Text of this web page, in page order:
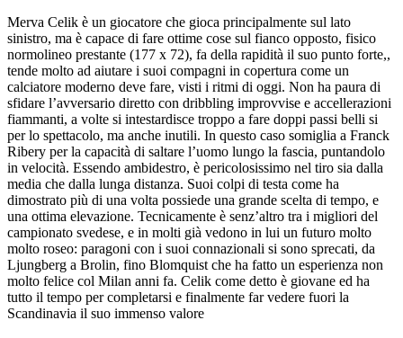
Merva Celik è un giocatore che gioca principalmente sul lato
sinistro, ma è capace di fare ottime cose sul fianco opposto, fisico
normolineo prestante (177 x 72), fa della rapidità il suo punto forte,,
tende molto ad aiutare i suoi compagni in copertura come un
calciatore moderno deve fare, visti i ritmi di oggi. Non ha paura di
sfidare l’avversario diretto con dribbling improvvise e accellerazioni
fiammanti, a volte si intestardisce troppo a fare doppi passi belli si
per lo spettacolo, ma anche inutili. In questo caso somiglia a Franck
Ribery per la capacità di saltare l’uomo lungo la fascia, puntandolo
in velocità. Essendo ambidestro, è pericolosissimo nel tiro sia dalla
media che dalla lunga distanza. Suoi colpi di testa come ha
dimostrato più di una volta possiede una grande scelta di tempo, e
una ottima elevazione. Tecnicamente è senz’altro tra i migliori del
campionato svedese, e in molti già vedono in lui un futuro molto
molto roseo: paragoni con i suoi connazionali si sono sprecati, da
Ljungberg a Brolin, fino Blomquist che ha fatto un esperienza non
molto felice col Milan anni fa. Celik come detto è giovane ed ha
tutto il tempo per completarsi e finalmente far vedere fuori la
Scandinavia il suo immenso valore